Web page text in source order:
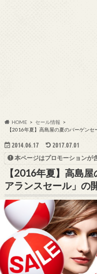
HOME
セール情報
【2016年夏】高島屋の夏のバーゲン
2014.06.17 2017.07.01
本ページはプロモーションが
【2016年夏】高島
アランスセール」の